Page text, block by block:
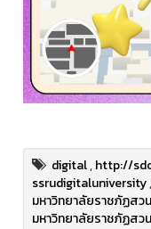
digital,http://
ssrudigitaluniversity,
มหาวิทยาลัยราชภัฏสว
มหาวิทยาลัยราชภัฏสว